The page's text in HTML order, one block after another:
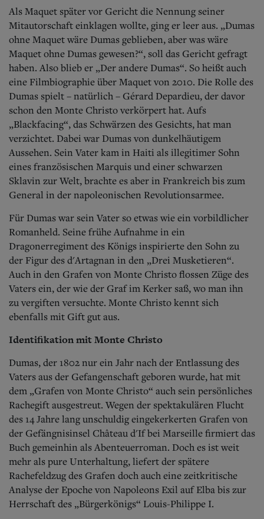
Als Maquet später vor Gericht die Nennung seiner
Mitautorschaft einklagen wollte, ging er leer aus. „Dumas
ohne Maquet wäre Dumas geblieben, aber was wäre
Maquet ohne Dumas gewesen?“, soll das Gericht gefragt
haben. Also blieb er „Der andere Dumas“. So heißt auch
eine Filmbiographie über Maquet von 2010. Die Rolle des
Dumas spielt – natürlich – Gérard Depardieu, der davor
schon den Monte Christo verkörpert hat. Aufs
„Blackfacing“, das Schwärzen des Gesichts, hat man
verzichtet. Dabei war Dumas von dunkelhäutigem
Aussehen. Sein Vater kam in Haiti als illegitimer Sohn
eines französischen Marquis und einer schwarzen
Sklavin zur Welt, brachte es aber in Frankreich bis zum
General in der napoleonischen Revolutionsarmee.
Für Dumas war sein Vater so etwas wie ein vorbildlicher
Romanheld. Seine frühe Aufnahme in ein
Dragonerregiment des Königs inspirierte den Sohn zu
der Figur des d'Artagnan in den „Drei Musketieren“.
Auch in den Grafen von Monte Christo flossen Züge des
Vaters ein, der wie der Graf im Kerker saß, wo man ihn
zu vergiften versuchte. Monte Christo kennt sich
ebenfalls mit Gift gut aus.
Identifikation mit Monte Christo
Dumas, der 1802 nur ein Jahr nach der Entlassung des
Vaters aus der Gefangenschaft geboren wurde, hat mit
dem „Grafen von Monte Christo“ auch sein persönliches
Rachegift ausgestreut. Wegen der spektakulären Flucht
des 14 Jahre lang unschuldig eingekerkerten Grafen von
der Gefängnisinsel Château d'If bei Marseille firmiert das
Buch gemeinhin als Abenteuerroman. Doch es ist weit
mehr als pure Unterhaltung, liefert der spätere
Rachefeldzug des Grafen doch auch eine zeitkritische
Analyse der Epoche von Napoleons Exil auf Elba bis zur
Herrschaft des „Bürgerkönigs“ Louis-Philippe I.